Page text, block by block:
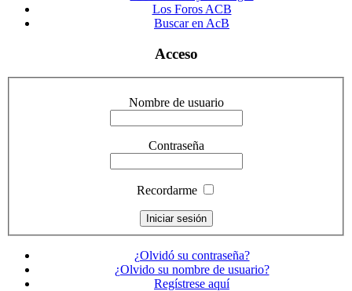
Los Foros ACB
Buscar en AcB
Acceso
Nombre de usuario
Contraseña
Recordarme
¿Olvidó su contraseña?
¿Olvido su nombre de usuario?
Regístrese aquí